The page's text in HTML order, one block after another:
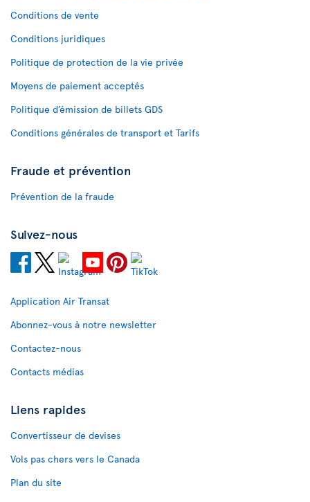
Conditions de vente
Conditions juridiques
Politique de protection de la vie privée
Moyens de paiement acceptés
Politique d’émission de billets GDS
Conditions générales de transport et Tarifs
Fraude et prévention
Prévention de la fraude
Suivez-nous
Application Air Transat
Abonnez-vous à notre newsletter
Contactez-nous
Contacts médias
Liens rapides
Convertisseur de devises
Vols pas chers vers le Canada
Plan du site